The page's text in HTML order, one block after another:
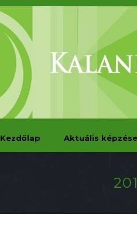
Kezdőlap Aktuális